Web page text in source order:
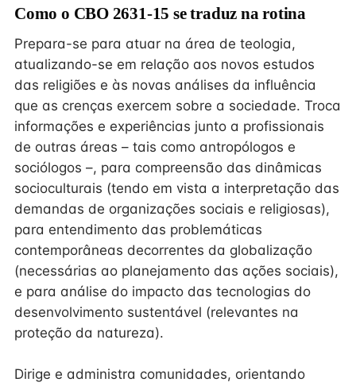
Como o CBO 2631-15 se traduz na rotina
Prepara-se para atuar na área de teologia,
atualizando-se em relação aos novos estudos
das religiões e às novas análises da influência
que as crenças exercem sobre a sociedade. Troca
informações e experiências junto a profissionais
de outras áreas – tais como antropólogos e
sociólogos –, para compreensão das dinâmicas
socioculturais (tendo em vista a interpretação das
demandas de organizações sociais e religiosas),
para entendimento das problemáticas
contemporâneas decorrentes da globalização
(necessárias ao planejamento das ações sociais),
e para análise do impacto das tecnologias do
desenvolvimento sustentável (relevantes na
proteção da natureza).
Dirige e administra comunidades, orientando